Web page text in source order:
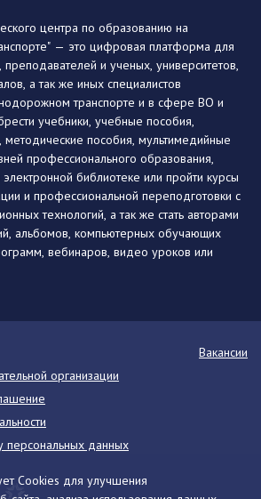
Cookies для улучшения
центра по образованию на
— это цифровая платформа для
преподавателей и ученых, университетов,
а так же иных специалистов
транспорте и в сфере ВО и
учебники, учебные пособия,
пособия, мультимедийные
профессионального образования,
библиотеке или пройти курсы
и профессиональной переподготовки с
технологий, а так же стать авторами
альбомов, компьютерных обучающих
вебинаров, видео уроков или
Вакансии
организации
персональных данных